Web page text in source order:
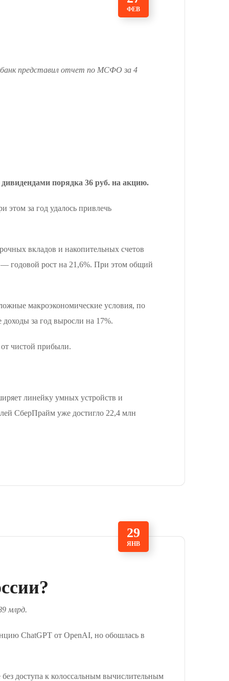
ФЕВ
представил отчет по МСФО за 4
порядка 36 руб. на акцию.
этом за год удалось привлечь
вкладов и накопительных счетов
— годовой рост на 21,6%. При этом общий
макроэкономические условия, по
за год выросли на 17%.
чистой прибыли.
линейку умных устройств и
СберПрайм уже достигло 22,4 млн
29
ЯНВ
млрд.
ChatGPT от OpenAI, но обошлась в
доступа к колоссальным вычислительным